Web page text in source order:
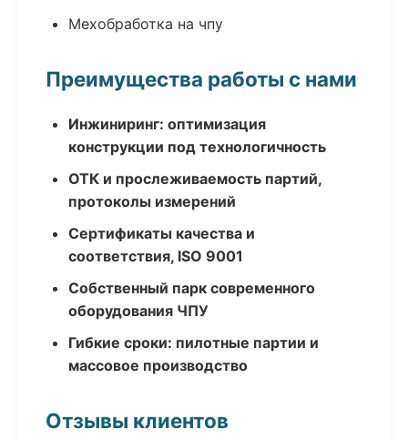
Мехобработка на чпу
Преимущества работы с нами
Инжиниринг: оптимизация
конструкции под технологичность
ОТК и прослеживаемость партий,
протоколы измерений
Сертификаты качества и
соответствия, ISO 9001
Собственный парк современного
оборудования ЧПУ
Гибкие сроки: пилотные партии и
массовое производство
Отзывы клиентов